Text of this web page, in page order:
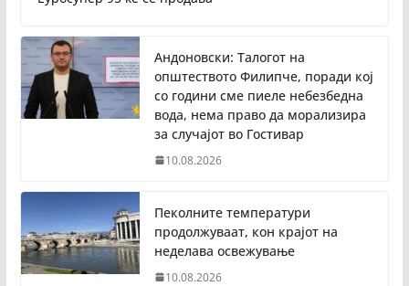
Андоновски: Талогот на
општеството Филипче, поради кој
со години сме пиеле небезбедна
вода, нема право да морализира
за случајот во Гостивар
10.08.2026
Пеколните температури
продолжуваат, кон крајот на
неделава освежување
10.08.2026